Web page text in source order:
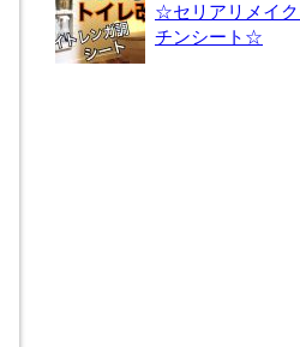
☆セリアリメイ
チンシート☆